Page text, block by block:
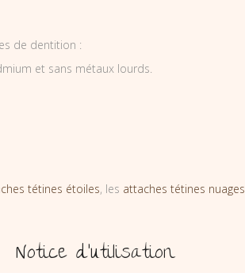
de dentition :
et sans métaux lourds.
tétines étoiles, les attaches tétines nuages
Notice d’utilisation